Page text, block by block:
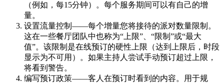
（例如，每15分钟）。每个服务期间可以有自己的增
量。
设置流量控制——每个增量您将接待的派对数量限制。
这在一些餐厅团队中也称为“上限”、“限制”或“最大
值”。该限制是在线预订的硬性上限（达到上限后，时段
显示为不可用）。如果主持人尝试手动预订超过上限，
将看到警告。
编写预订政策——客人在预订时看到的内容。用于规